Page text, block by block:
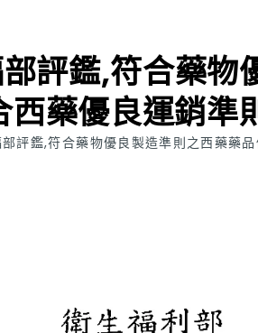
評鑑,符合藥
藥優良運銷準
評鑑,符合藥物優良製造準則之西藥